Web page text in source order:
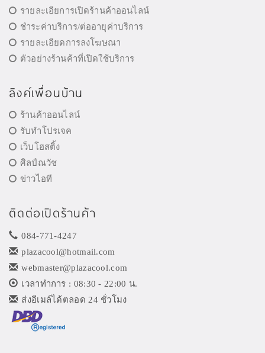
รายละเอียการเปิดร้านค้าออนไลน์
ชำระค่าบริการ/ต่ออายุค่าบริการ
รายละเอียดการลงโฆษณา
ตัวอย่างร้านค้าที่เปิดใช้บริการ
ลิงค์เพื่อนบ้าน
ร้านค้าออนไลน์
รับทำโปรเจค
เว็บโฮสติ้ง
ศิลป์ณวัช
ข่าวไอที
ติดต่อเปิดร้านค้า
084-771-4247
plazacool@hotmail.com
webmaster@plazacool.com
เวลาทำการ : 08:30 - 22:00 น.
ส่งอีเมล์ได้ตลอด 24 ชั่วโมง